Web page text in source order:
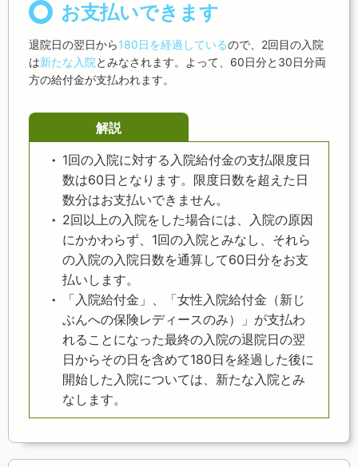
お支払いできます
退院日の翌日から180日を経過しているので、2回目の入院
は新たな入院とみなされます。よって、60日分と30日分両
方の給付金が支払われます。
解説
1回の入院に対する入院給付金の支払限度日
数は60日となります。限度日数を超えた日
数分はお支払いできません。
2回以上の入院をした場合には、入院の原因
にかかわらず、1回の入院とみなし、それら
の入院の入院日数を通算して60日分をお支
払いします。
「入院給付金」、「女性入院給付金（新じ
ぶんへの保険レディースのみ）」が支払わ
れることになった最終の入院の退院日の翌
日からその日を含めて180日を経過した後に
開始した入院については、新たな入院とみ
なします。